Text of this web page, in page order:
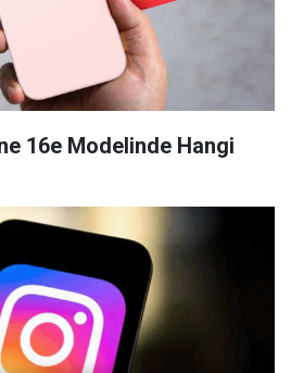
16e Modelinde Hangi